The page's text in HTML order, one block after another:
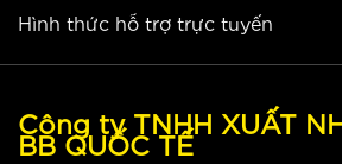
Hình thức hỗ trợ trực tuyến
Công ty TNHH XUẤT
BB QUỐC TẾ